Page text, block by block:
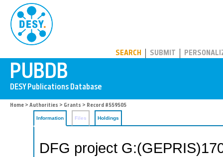
SEARCH SUBMIT
Home > Authorities > Grants > Record #559505
Information Files Holdings
DFG project